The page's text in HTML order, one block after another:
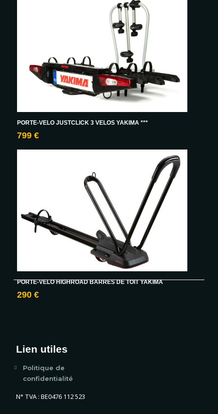
PORTE-VELO JUSTCLICK 3 VELOS YAKIMA ***
799 €
PORTE-VELO HIGHROAD BARRES DE TOIT YAKIMA
290 €
Lien utiles
Politique de
confidentialité
N° TVA : BE0476 112 523